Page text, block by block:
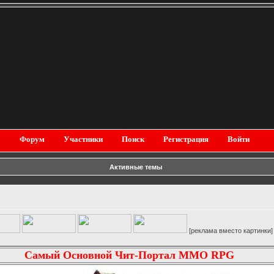
Форум Участники Поиск Регистрация Войти
Активные темы
[реклама вместо картинки]
Самый Основной Чит-Портал MMO RPG